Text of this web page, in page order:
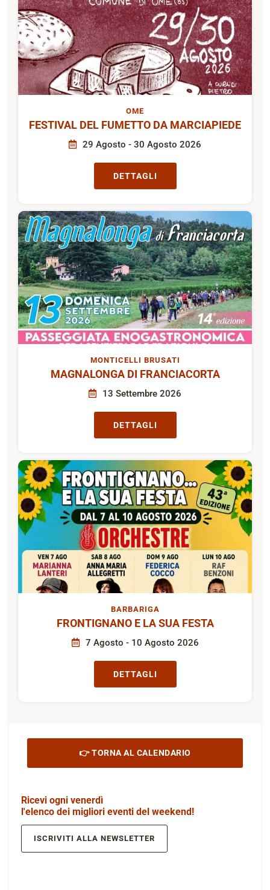
OME
FESTIVAL DEL FUMETTO DA MARCIAPIEDE
29 Agosto - 30 Agosto 2026
DETTAGLI
MONTICELLI BRUSATI
MAGNALONGA DI FRANCIACORTA
13 Settembre 2026
DETTAGLI
BARBARIGA
FRONTIGNANO E LA SUA FESTA
7 Agosto - 10 Agosto 2026
DETTAGLI
👉 TORNA AL CALENDARIO
Ricevi ogni venerdì
l'elenco dei migliori eventi del weekend!
ISCRIVITI ALLA NEWSLETTER